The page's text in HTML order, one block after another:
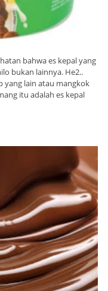
bahwa es kepal yang
bukan lainnya. He2..
yang lain atau mangkok
itu adalah es kepal